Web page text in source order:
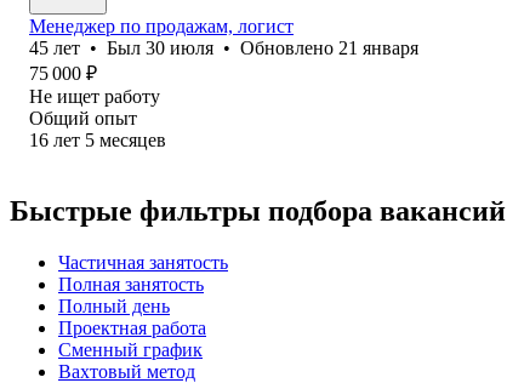
Менеджер по продажам, логист
45 лет • Был 30 июля • Обновлено 21 января
75 000 ₽
Не ищет работу
Общий опыт
16 лет 5 месяцев
Быстрые фильтры подбора вакансий
Частичная занятость
Полная занятость
Полный день
Проектная работа
Сменный график
Вахтовый метод